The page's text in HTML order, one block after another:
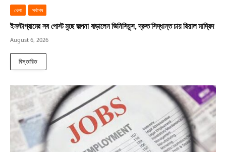
খেলা সর্বশেষ
ইনস্টাগ্রামের সব পোস্ট মুছে জল্পনা বাড়ালেন ভিনিসিয়ুস, দ্রুত সিদ্ধান্ত চায় রিয়াল মাদ্রিদ
August 6, 2026
বিস্তারিত